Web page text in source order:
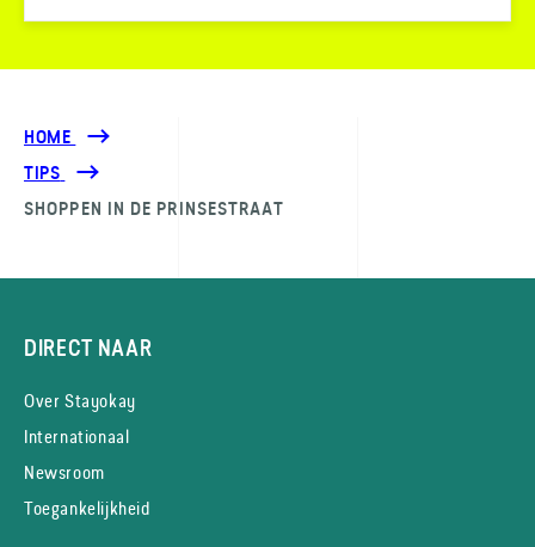
HOME
TIPS
SHOPPEN IN DE PRINSESTRAAT
DIRECT NAAR
Over Stayokay
Internationaal
Newsroom
Toegankelijkheid